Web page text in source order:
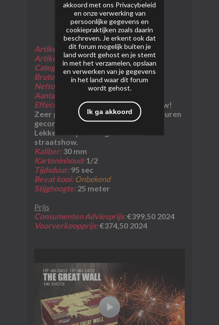
Artikelnummer:06478
Artikelnaam:The Great Wall
Categorie:F2
Bruto Gewicht:26000 Gram
Netto Kruitgewicht:3569 Gram
Aantal Schoten:
Effectomschrijving:Weergaloze show!
Zeer gevarieerd schouwspel van kleuren
gecombineerd met zware klappen.
Lekker tempo. Je eigen Riakeo
straatshow.
Kaliber: 30 mm
Kartoninhoud: 1/2
Tijdsduur:95 sec
Bevat kooi: Onbekend
Stijghoogte: 25 meter
Prijs
Consumenten Adviesprijs:€399,50 2024
Voorverkoopprijs:€374,50 2024
akkoord met ons Privacybeleid
en onze verwerking van
persoonlijke gegevens en
cookiepraktijken zoals daarin
beschreven. Je erkent ook dat
dit forum mogelijk buiten je
land wordt gehost en je stemt
in met het verzamelen, opslaan
en verwerken van je gegevens
in het land waar dit forum
wordt gehost.
Ik ga akkoord